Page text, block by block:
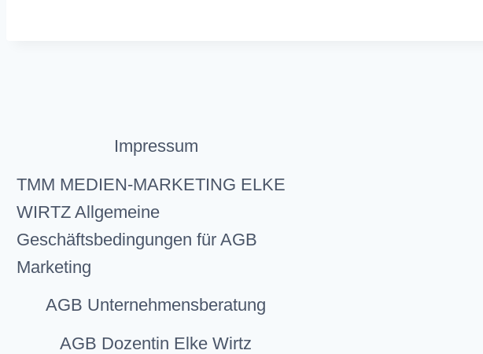
Impressum
TMM MEDIEN-MARKETING ELKE
WIRTZ Allgemeine
Geschäftsbedingungen für AGB
Marketing
AGB Unternehmensberatung
AGB Dozentin Elke Wirtz